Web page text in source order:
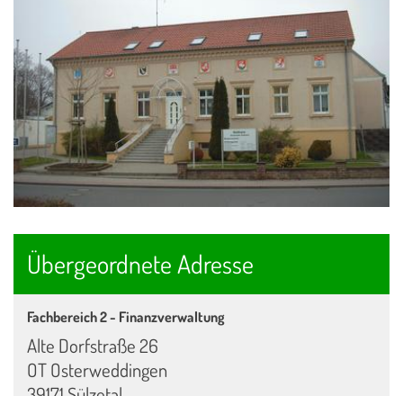
Übergeordnete Adresse
Fachbereich 2 - Finanzverwaltung
Alte Dorfstraße 26
OT Osterweddingen